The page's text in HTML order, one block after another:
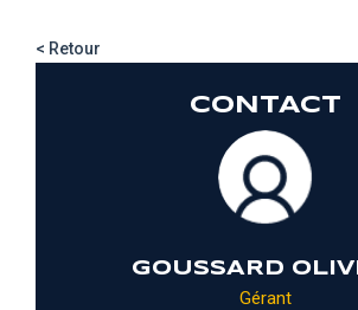
< Retour
CONTACT
GOUSSARD
Gérant